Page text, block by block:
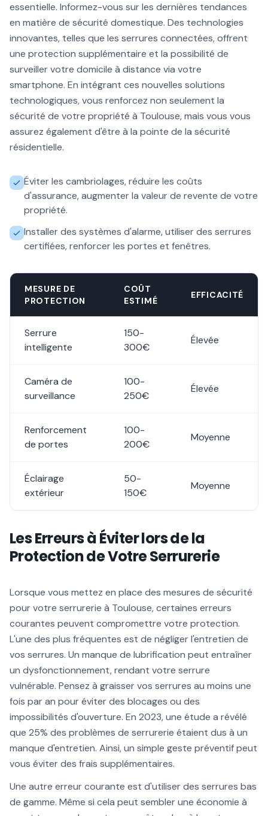
essentielle. Informez-vous sur les dernières tendances
en matière de sécurité domestique. Des technologies
innovantes, telles que les serrures connectées, offrent
une protection supplémentaire et la possibilité de
surveiller votre domicile à distance via votre
smartphone. En intégrant ces nouvelles solutions
technologiques, vous renforcez non seulement la
sécurité de votre propriété à Toulouse, mais vous vous
assurez également d'être à la pointe de la sécurité
résidentielle.
Éviter les cambriolages, réduire les coûts
d'assurance, augmenter la valeur de revente de votre
propriété.
Installer des systèmes d'alarme, utiliser des serrures
certifiées, renforcer les portes et fenêtres.
MESURE DE
PROTECTION
COÛT
ESTIMÉ
EFFICACITÉ
Serrure
intelligente
150-
300€
Élevée
Caméra de
surveillance
100-
250€
Élevée
Renforcement
de portes
100-
200€
Moyenne
Éclairage
extérieur
50-
150€
Moyenne
Les Erreurs à Éviter lors de la
Protection de Votre Serrurerie
Lorsque vous mettez en place des mesures de sécurité
pour votre serrurerie à Toulouse, certaines erreurs
courantes peuvent compromettre votre protection.
L'une des plus fréquentes est de négliger l'entretien de
vos serrures. Un manque de lubrification peut entraîner
un dysfonctionnement, rendant votre serrure
vulnérable. Pensez à graisser vos serrures au moins une
fois par an pour éviter des blocages ou des
impossibilités d'ouverture. En 2023, une étude a révélé
que 25% des problèmes de serrurerie étaient dus à un
manque d'entretien. Ainsi, un simple geste préventif peut
vous éviter des frais supplémentaires.
Une autre erreur courante est d'utiliser des serrures bas
de gamme. Même si cela peut sembler une économie à